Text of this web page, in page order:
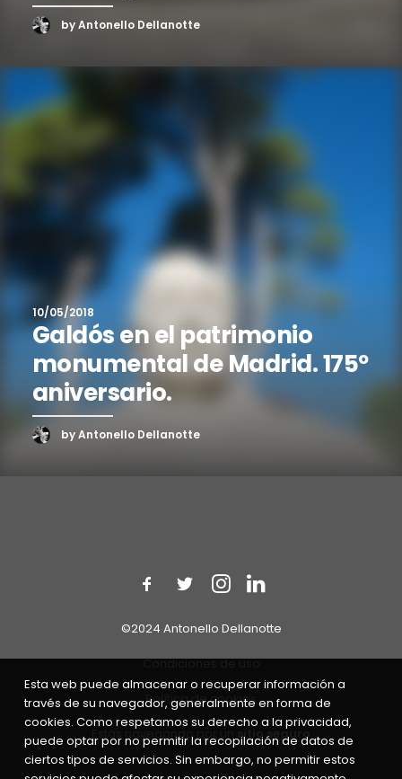
by Antonello Dellanotte
10/05/2018
Galdós en el patrimonio
monumental de Madrid. 175º
aniversario.
by Antonello Dellanotte
©2024 Antonello Dellanotte
Condiciones de uso
Política de cookies
Estás navegando por un sitio seguro
Esta web puede almacenar o recuperar información a
través de su navegador, generalmente en forma de
cookies. Como respetamos su derecho a la privacidad,
puede optar por no permitir la recopilación de datos de
ciertos tipos de servicios. Sin embargo, no permitir estos